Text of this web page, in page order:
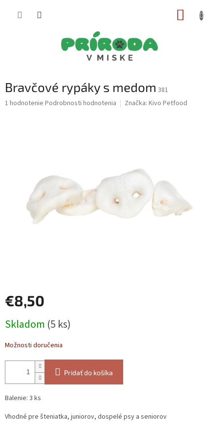
Bravčové rypáky s medom 381
Priemerné
1 hodnotenie Podrobnosti hodnotenia Značka: Kivo Petfood
€8,50
cena:
Skladom (5 ks)
Možnosti doručenia
Pridať do košíka
Balenie: 3 ks
Vhodné pre šteniatka, juniorov, dospelé psy a seniorov